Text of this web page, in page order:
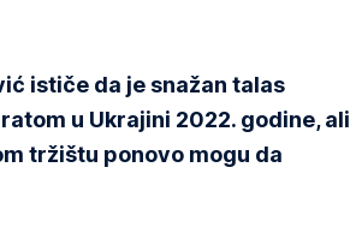
ističe da je snažan talas
u Ukrajini 2022. godine, ali
tržištu ponovo mogu da